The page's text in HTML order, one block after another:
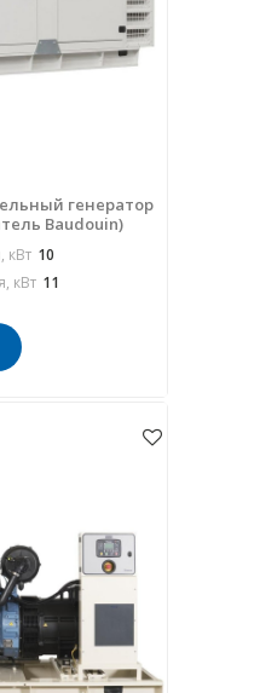
генератор
Baudouin)
кВт 10
кВт 11